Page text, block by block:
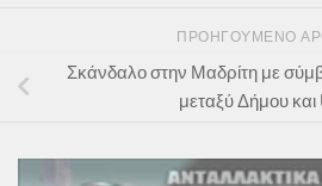
ΠΡΟΗΓΟΎΜΕΝΟ
Σκάνδαλο στην Μαδρίτη με
μεταξύ Δήμου και